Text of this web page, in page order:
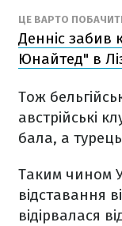
ЦЕ ВАРТО
Денніс забив
Юнайтед" в
Тож
австрійські
бала, а
Таким чином
відставання
відірвалася